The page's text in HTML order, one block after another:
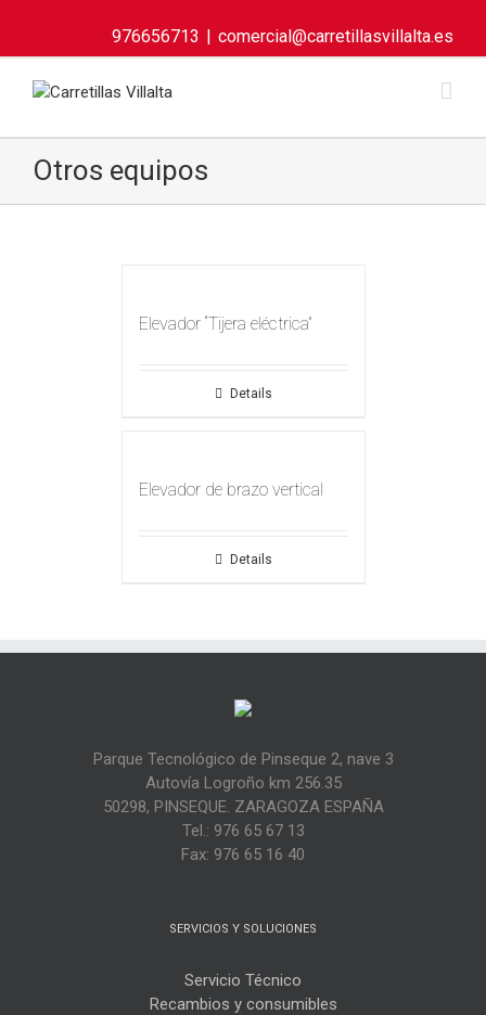
976656713 | comercial@carretillasvillalta.es
Otros equipos
Elevador “Tijera eléctrica”
Details
Elevador de brazo vertical
Details
Parque Tecnológico de Pinseque 2, nave 3
Autovía Logroño km 256.35
50298, PINSEQUE. ZARAGOZA ESPAÑA
Tel.: 976 65 67 13
Fax: 976 65 16 40
SERVICIOS Y SOLUCIONES
Servicio Técnico
Recambios y consumibles